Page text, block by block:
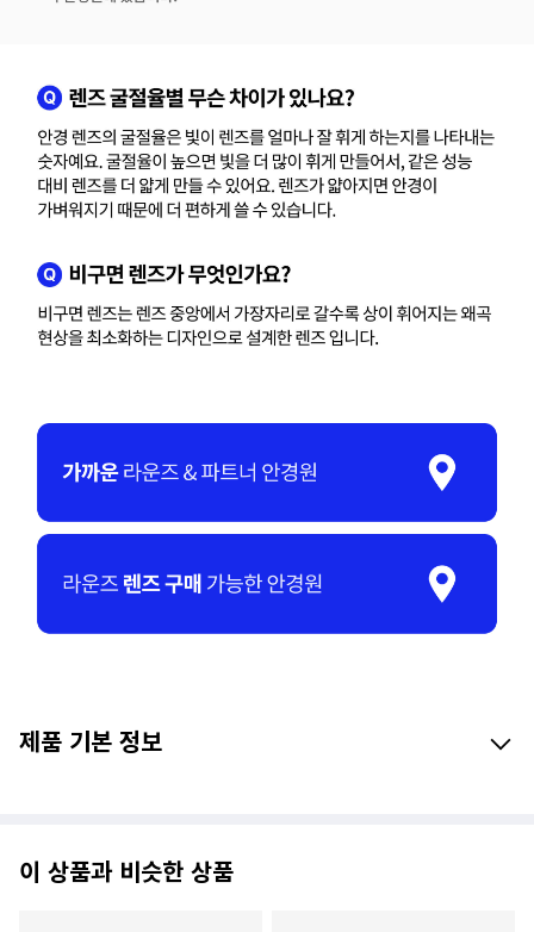
제품 기본 정보
이 상품과 비슷한 상품